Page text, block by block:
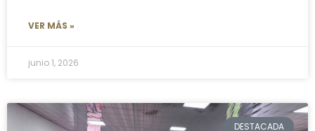
VER MÁS »
junio 1, 2026
DESTACADA